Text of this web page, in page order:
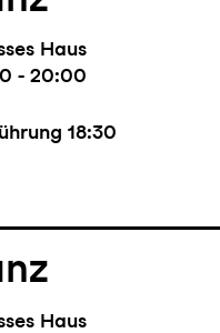
Haus
- 20:00
18:30
Haus